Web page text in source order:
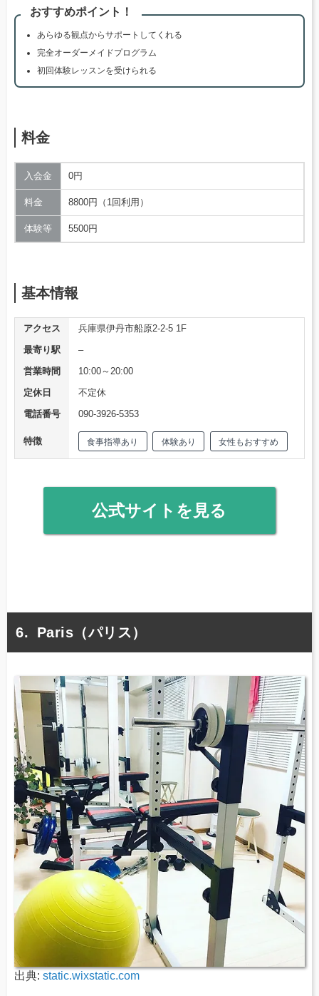
おすすめポイント！
あらゆる観点からサポートしてくれる
完全オーダーメイドプログラム
初回体験レッスンを受けられる
料金
入会金 0円
料金 8800円（1回利用）
体験等 5500円
基本情報
アクセス
兵庫県伊丹市船原2-2-5 1F
最寄り駅
–
営業時間
10:00～20:00
定休日
不定休
電話番号
090-3926-5353
特徴 食事指導あり 体験あり 女性もおすすめ
公式サイトを見る
Paris（パリス）
出典: static.wixstatic.com